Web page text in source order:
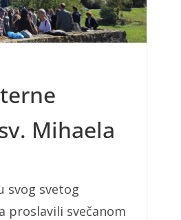
Mihaela
svog svetog
proslavili svečanom